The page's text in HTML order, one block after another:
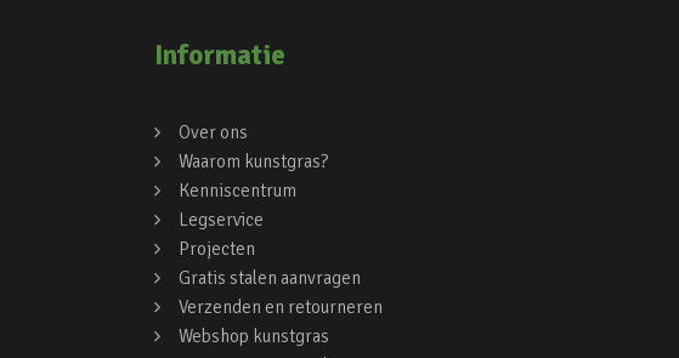
Informatie
Over ons
Waarom kunstgras?
Kenniscentrum
Legservice
Projecten
Gratis stalen aanvragen
Verzenden en retourneren
Webshop kunstgras